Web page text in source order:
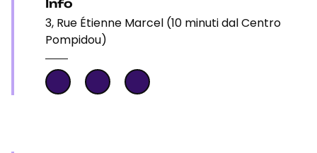
Info
3, Rue Étienne Marcel (10 minuti dal Centro
Pompidou)